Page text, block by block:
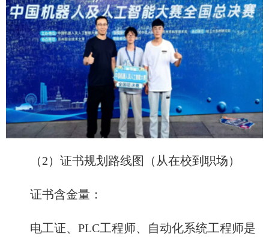
（2）证书规划路线图（从在校到职场）
证书含金量：
电工证、PLC工程师、自动化系统工程师是